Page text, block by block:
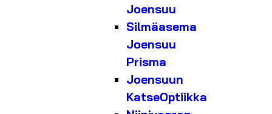
Joensuu
Silmäasema
Joensuu
Prisma
Joensuun
KatseOptiikka